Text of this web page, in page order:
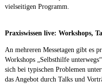
vielseitigen Programm.
Praxiswissen live: Workshops,
An mehreren Messetagen gibt es
Workshops „Selbsthilfe
sich bei typischen Problemen
das Angebot durch Talks und